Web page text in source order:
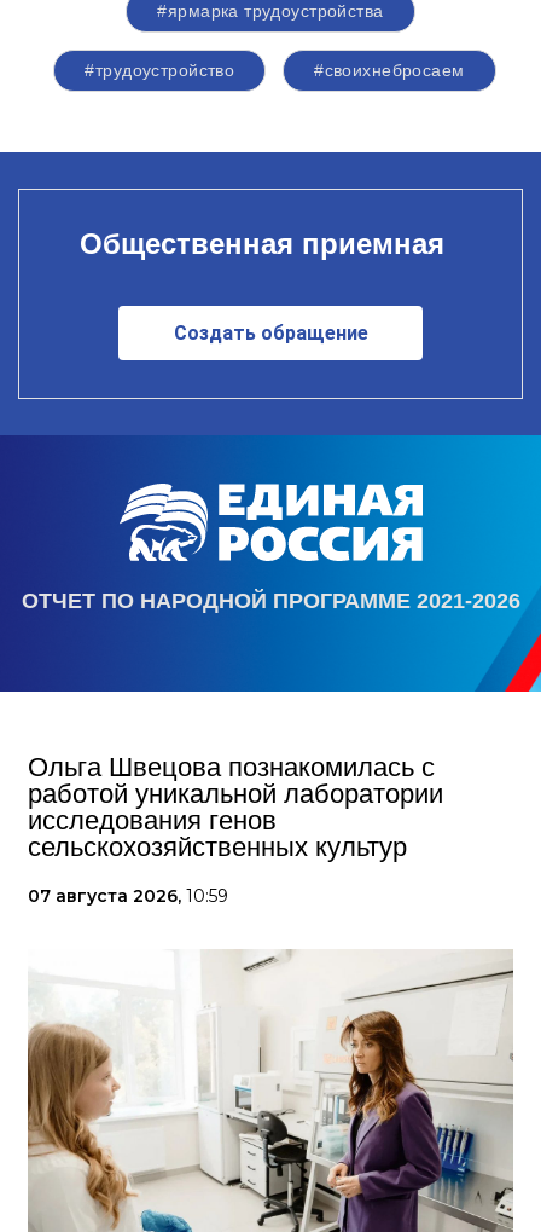
#ярмарка трудоустройства
#трудоустройство #своихнебросаем
Общественная приемная
Создать обращение
ОТЧЕТ ПО НАРОДНОЙ ПРОГРАММЕ 2021-2026
Ольга Швецова познакомилась с
работой уникальной лаборатории
исследования генов
сельскохозяйственных культур
07 августа 2026, 10:59